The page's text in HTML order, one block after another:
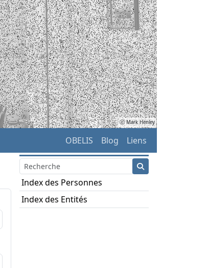
ⓒ Mark Henley
OBELIS Blog Liens
Index des Personnes
Index des Entités